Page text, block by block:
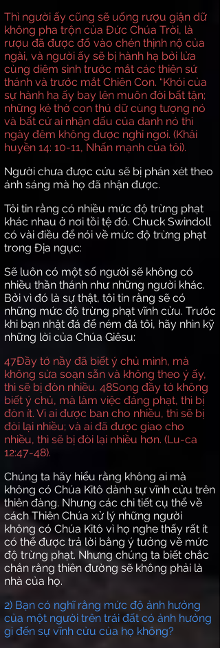
Thì người ấy cũng sẽ uống rượu giận dữ
không pha trộn của Đức Chúa Trời, là
rượu đã được đổ vào chén thịnh nộ của
ngài, và người ấy sẽ bị hành hạ bởi lửa
cùng diêm sinh trước mắt các thiên sứ
thánh và trước mắt Chiên Con. “Khói của
sự hành hạ ấy bay lên muôn đời bất tận;
những kẻ thờ con thú dữ cùng tượng nó
và bất cứ ai nhận dấu của danh nó thì
ngày đêm không được nghỉ ngơi. (Khải
huyền 14: 10-11, Nhấn mạnh của tôi).
Người chưa được cứu sẽ bị phán xét theo
ánh sáng mà họ đã nhận được.
Tôi tin rằng có nhiều mức độ trừng phạt
khác nhau ở nơi tồi tệ đó. Chuck Swindoll
có vài điều để nói về mức độ trừng phạt
trong Địa ngục:
Sẽ luôn có một số người sẽ không có
nhiều thần thánh như những người khác.
Bởi vì đó là sự thật, tôi tin rằng sẽ có
những mức độ trừng phạt vĩnh cửu. Trước
khi bạn nhặt đá để ném đá tôi, hãy nhìn kỹ
những lời của Chúa Giêsu:
47Đầy tớ nầy đã biết ý chủ mình, mà
không sửa soạn sẵn và không theo ý ấy,
thì sẽ bị đòn nhiều. 48Song đầy tớ không
biết ý chủ, mà làm việc đáng phạt, thì bị
đòn ít. Vì ai được ban cho nhiều, thì sẽ bị
đòi lại nhiều; và ai đã được giao cho
nhiều, thì sẽ bị đòi lại nhiều hơn. (Lu-ca
12:47-48).
Chúng ta hãy hiểu rằng không ai mà
không có Chúa Kitô dành sự vĩnh cửu trên
thiên đàng. Nhưng các chi tiết cụ thể về
cách Thiên Chúa xử lý những người
không có Chúa Kitô vì họ nghe thấy rất ít
có thể được trả lời bằng ý tưởng về mức
độ trừng phạt. Nhưng chúng ta biết chắc
chắn rằng thiên đường sẽ không phải là
nhà của họ.
2) Bạn có nghĩ rằng mức độ ảnh hưởng
của một người trên trái đất có ảnh hưởng
gì đến sự vĩnh cửu của họ không?